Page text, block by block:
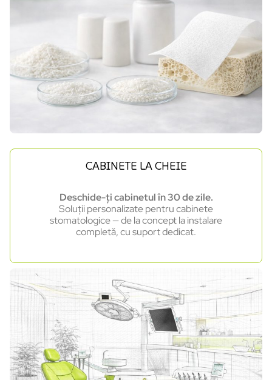
CABINETE LA CHEIE
Deschide-ți cabinetul în 30 de zile.
Soluții personalizate pentru cabinete
stomatologice — de la concept la instalare
completă, cu suport dedicat.